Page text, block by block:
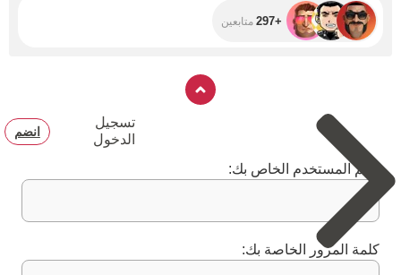
+297 متابعين
تسجيل
الدخول
انضم
اسم المستخدم الخاص بك:
كلمة المرور الخاصة بك: